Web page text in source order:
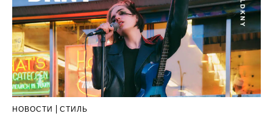
НОВОСТИ СТИЛЬ